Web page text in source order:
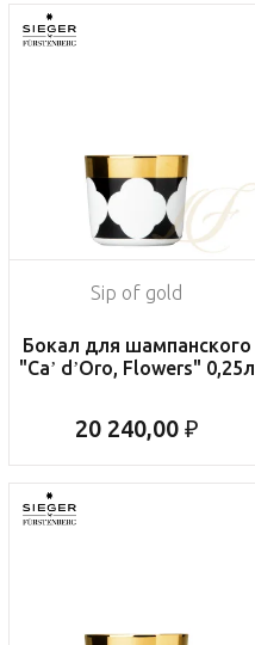
Sip of gold
Бокал для шампанского
"Ca’ d’Oro, Flowers" 0,25л
20 240,00 ₽